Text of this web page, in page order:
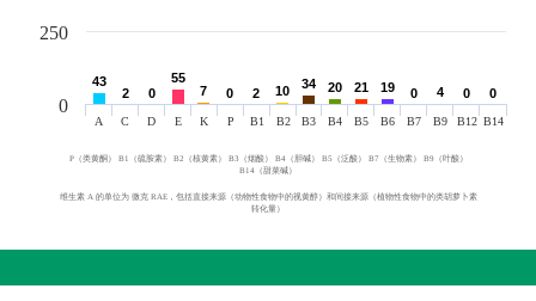
43
43
2
2 0
0
55
55
7
7 0
0 2
2 10
10 34
34 20
20 21
21 19
19 0
0 4
4 0
0 0
0
A C D E K P B1 B2 B3 B4 B5 B6 B7 B9 B12 B14
0
250
P（类黄酮） B1（硫胺素） B2（核黄素） B3（烟酸） B4（胆碱） B5（泛酸） B7（生物素） B9（叶酸）
B14（甜菜碱）
维生素 A 的单位为 微克 RAE，包括直接来源（动物性食物中的视黄醇）和间接来源（植物性食物中的类胡萝卜素
转化量）